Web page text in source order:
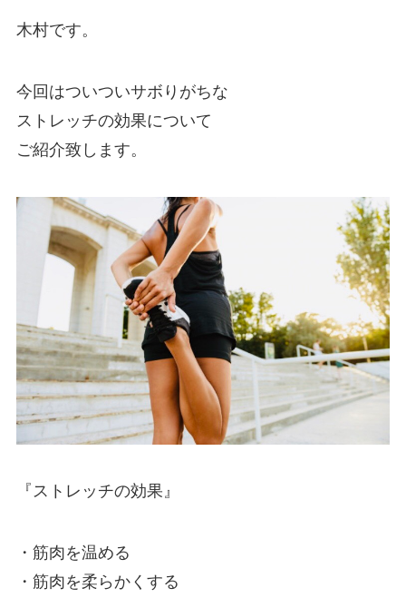
木村です。
今回はついついサボりがちな
ストレッチの効果について
ご紹介致します。
『ストレッチの効果』
・筋肉を温める
・筋肉を柔らかくする